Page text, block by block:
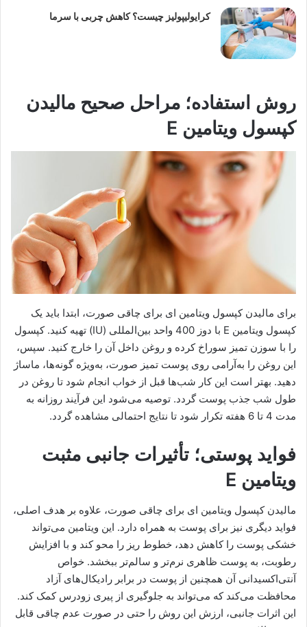
کرایولیپولیز چیست؟ کاهش چربی با سرما
روش استفاده؛ مراحل صحیح مالیدن
کپسول ویتامین E
برای مالیدن کپسول ویتامین ای برای چاقی صورت، ابتدا باید یک
کپسول ویتامین E با دوز 400 واحد بین‌المللی (IU) تهیه کنید. کپسول
را با سوزن تمیز سوراخ کرده و روغن داخل آن را خارج کنید. سپس،
این روغن را به‌آرامی روی پوست تمیز صورت، به‌ویژه گونه‌ها، ماساژ
دهید. بهتر است این کار شب‌ها قبل از خواب انجام شود تا روغن در
طول شب جذب پوست گردد. توصیه می‌شود این فرآیند روزانه به
مدت 4 تا 6 هفته تکرار شود تا نتایج احتمالی مشاهده گردد.
فواید پوستی؛ تأثیرات جانبی مثبت
ویتامین E
مالیدن کپسول ویتامین ای برای چاقی صورت، علاوه بر هدف اصلی،
فواید دیگری نیز برای پوست به همراه دارد. این ویتامین می‌تواند
خشکی پوست را کاهش دهد، خطوط ریز را محو کند و با افزایش
رطوبت، به پوست ظاهری نرم‌تر و سالم‌تر ببخشد. خواص
آنتی‌اکسیدانی آن همچنین از پوست در برابر رادیکال‌های آزاد
محافظت می‌کند که می‌تواند به جلوگیری از پیری زودرس کمک کند.
این اثرات جانبی، ارزش این روش را حتی در صورت عدم چاقی قابل